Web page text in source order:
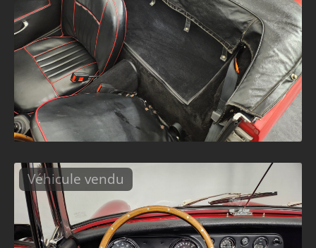
Véhicule vendu